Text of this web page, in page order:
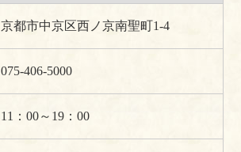
京都市中京区西ノ京南聖町1-4
075-406-5000
11：00～19：00